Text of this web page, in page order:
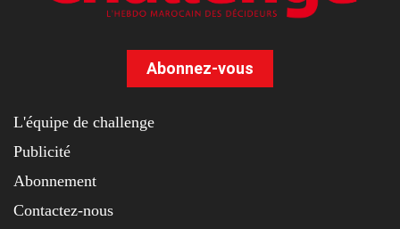
Abonnez-vous
L'équipe de challenge
Publicité
Abonnement
Contactez-nous